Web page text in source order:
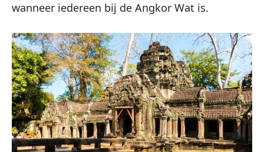
wanneer iedereen bij de Angkor Wat is.